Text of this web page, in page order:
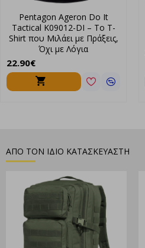
Pentagon Ageron Do It
Tactical K09012-DI – Το T-
Shirt που Μιλάει με Πράξεις,
Όχι με Λόγια
22.90€
ΑΠΟ ΤΟΝ ΙΔΙΟ ΚΑΤΑΣΚΕΥΑΣΤΗ